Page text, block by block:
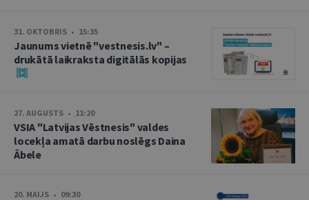
31. OKTOBRIS • 15:35
Jaunums vietnē "vestnesis.lv" –
drukātā laikraksta digitālās kopijas
27. AUGUSTS • 11:20
VSIA "Latvijas Vēstnesis" valdes
locekļa amatā darbu noslēgs Daina
Ābele
20. MAIJS • 09:30